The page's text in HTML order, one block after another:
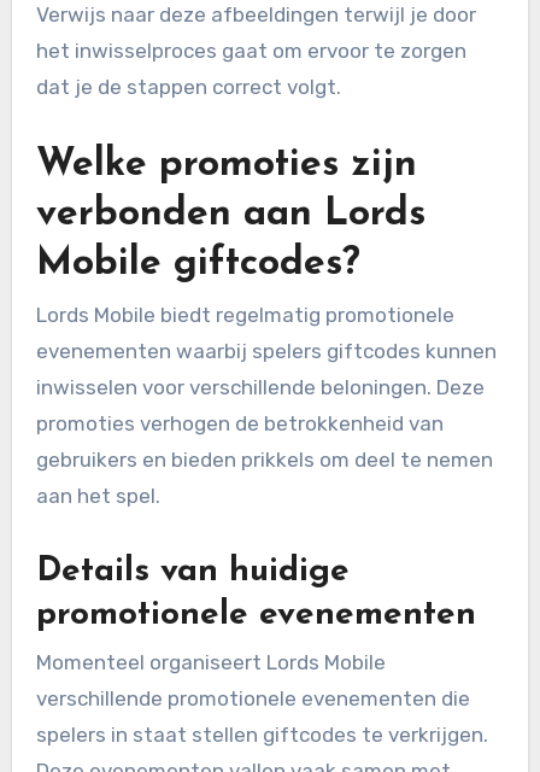
Verwijs naar deze afbeeldingen terwijl je door
het inwisselproces gaat om ervoor te zorgen
dat je de stappen correct volgt.
Welke promoties zijn
verbonden aan Lords
Mobile giftcodes?
Lords Mobile biedt regelmatig promotionele
evenementen waarbij spelers giftcodes kunnen
inwisselen voor verschillende beloningen. Deze
promoties verhogen de betrokkenheid van
gebruikers en bieden prikkels om deel te nemen
aan het spel.
Details van huidige
promotionele evenementen
Momenteel organiseert Lords Mobile
verschillende promotionele evenementen die
spelers in staat stellen giftcodes te verkrijgen.